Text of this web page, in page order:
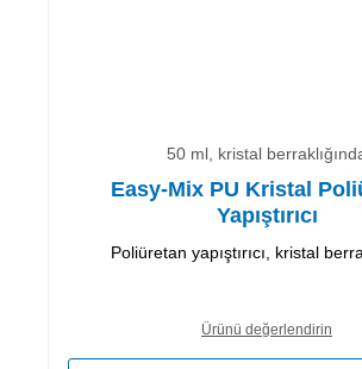
50 ml, kristal
Easy-Mix PU Kristal
Yapıştırıcı
Poliüretan yapıştırıcı, kristal
Ürünü değerlendirin